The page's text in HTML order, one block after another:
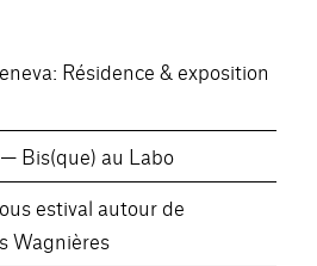
Résidence & exposition
Bis(que) au Labo
estival autour de
Wagnières